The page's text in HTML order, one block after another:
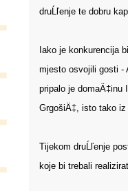
druĹľenje te dobru
Iako je konkurencija
mjesto osvojili gosti -
pripalo je domaÄ‡inu
GrgošiÄ‡, isto tako iz
Tijekom druĹľenje
koje bi trebali